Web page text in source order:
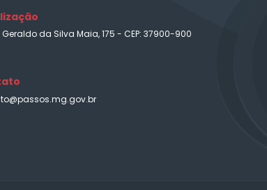
da Silva Maia, 175 - CEP: 37900-900